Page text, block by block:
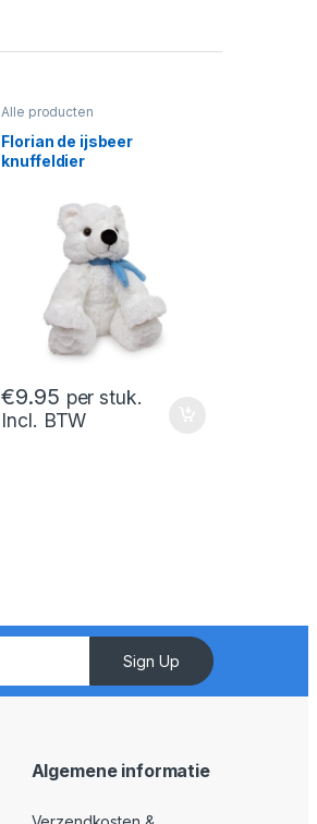
Alle producten
Florian de ijsbeer
knuffeldier
€9.95 per stuk.
Incl. BTW
Sign Up
Algemene informatie